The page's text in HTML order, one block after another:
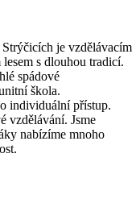
je vzdělávacím
s dlouhou tradicí.
spádové
škola.
individuální přístup.
vzdělávání. Jsme
nabízíme mnoho